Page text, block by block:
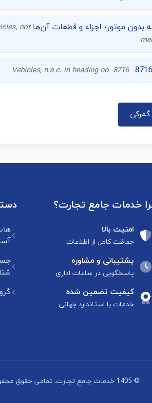
بدون موتور؛ اجزاء و قطعات آن‌هاnot
Vehicles; n.e.c. in heading no. 8716
گمرکی
خدمات جامع تجارت؟
امنیت بالا
حفاظت کامل از اطلاعات
پشتیبانی و مشاوره
پاسخگویی در ساعات اداری
کیفیت تضمین شده
خدمات با استاندارد جهانی
© 1405 خدمات جامع تجارت. تمامی حقوق محفوظ است.